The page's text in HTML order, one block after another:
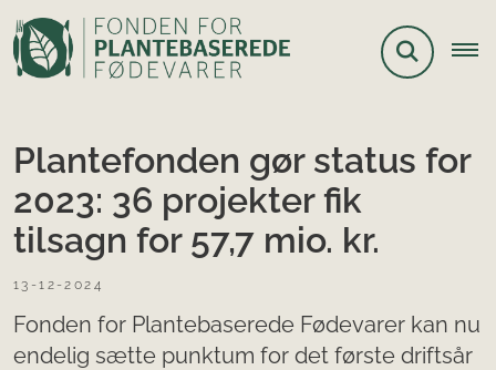
Plantefonden gør status for
2023: 36 projekter fik
tilsagn for 57,7 mio. kr.
13-12-2024
Fonden for Plantebaserede Fødevarer kan nu
endelig sætte punktum for det første driftsår